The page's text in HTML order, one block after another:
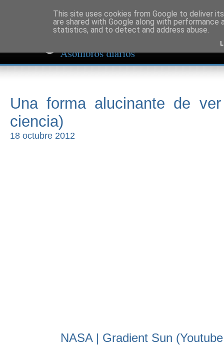
Una forma alucinante de
ciencia)
18 octubre 2012
NASA | Gradient Sun
This site uses cookies from Google to deliver
are shared with Google along with
statistics, and to detect and address abuse.